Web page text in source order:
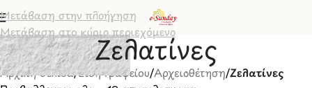
Μετάβαση στην πλοήγηση
Μετάβαση στο κύριο περιεχόμενο
Ζελατίνες
Αρχική σελίδα/Είδη Γραφείου/Αρχειοθέτηση/Ζελατίνες